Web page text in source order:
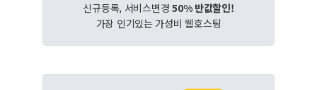
신규등록, 서비스변경50% 반값할인!
가장 인기있는 가성비 웹호스팅